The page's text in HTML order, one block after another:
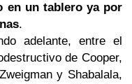
en un tablero ya por
.
adelante, entre el
de Cooper,
y Shabalala,